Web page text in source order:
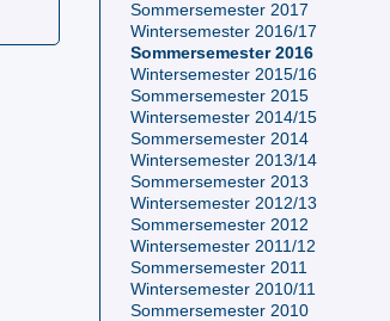
Sommersemester 2017
Wintersemester 2016/17
Sommersemester 2016
Wintersemester 2015/16
Sommersemester 2015
Wintersemester 2014/15
Sommersemester 2014
Wintersemester 2013/14
Sommersemester 2013
Wintersemester 2012/13
Sommersemester 2012
Wintersemester 2011/12
Sommersemester 2011
Wintersemester 2010/11
Sommersemester 2010